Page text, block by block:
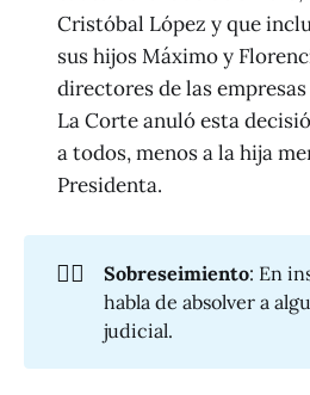
Cristóbal López y que
sus hijos Máximo y
directores de las
La Corte anuló esta
a todos, menos a la hija
Presidenta.
🧑‍⚖️ Sobreseimiento: En
habla de absolver a
judicial.